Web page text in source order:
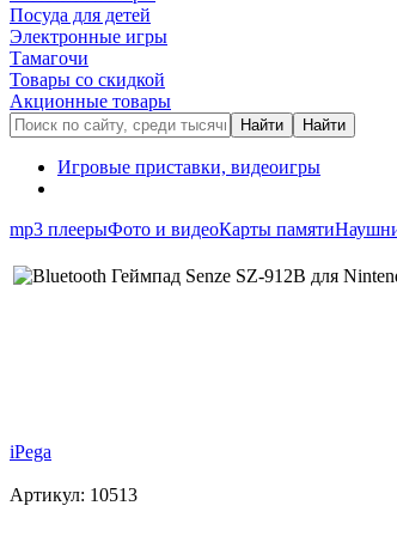
Посуда для детей
Электронные игры
Тамагочи
Товары со скидкой
Акционные товары
Игровые приставки, видеоигры
mp3 плеерыФото и видеоКарты памяти
iPega
Артикул: 10513